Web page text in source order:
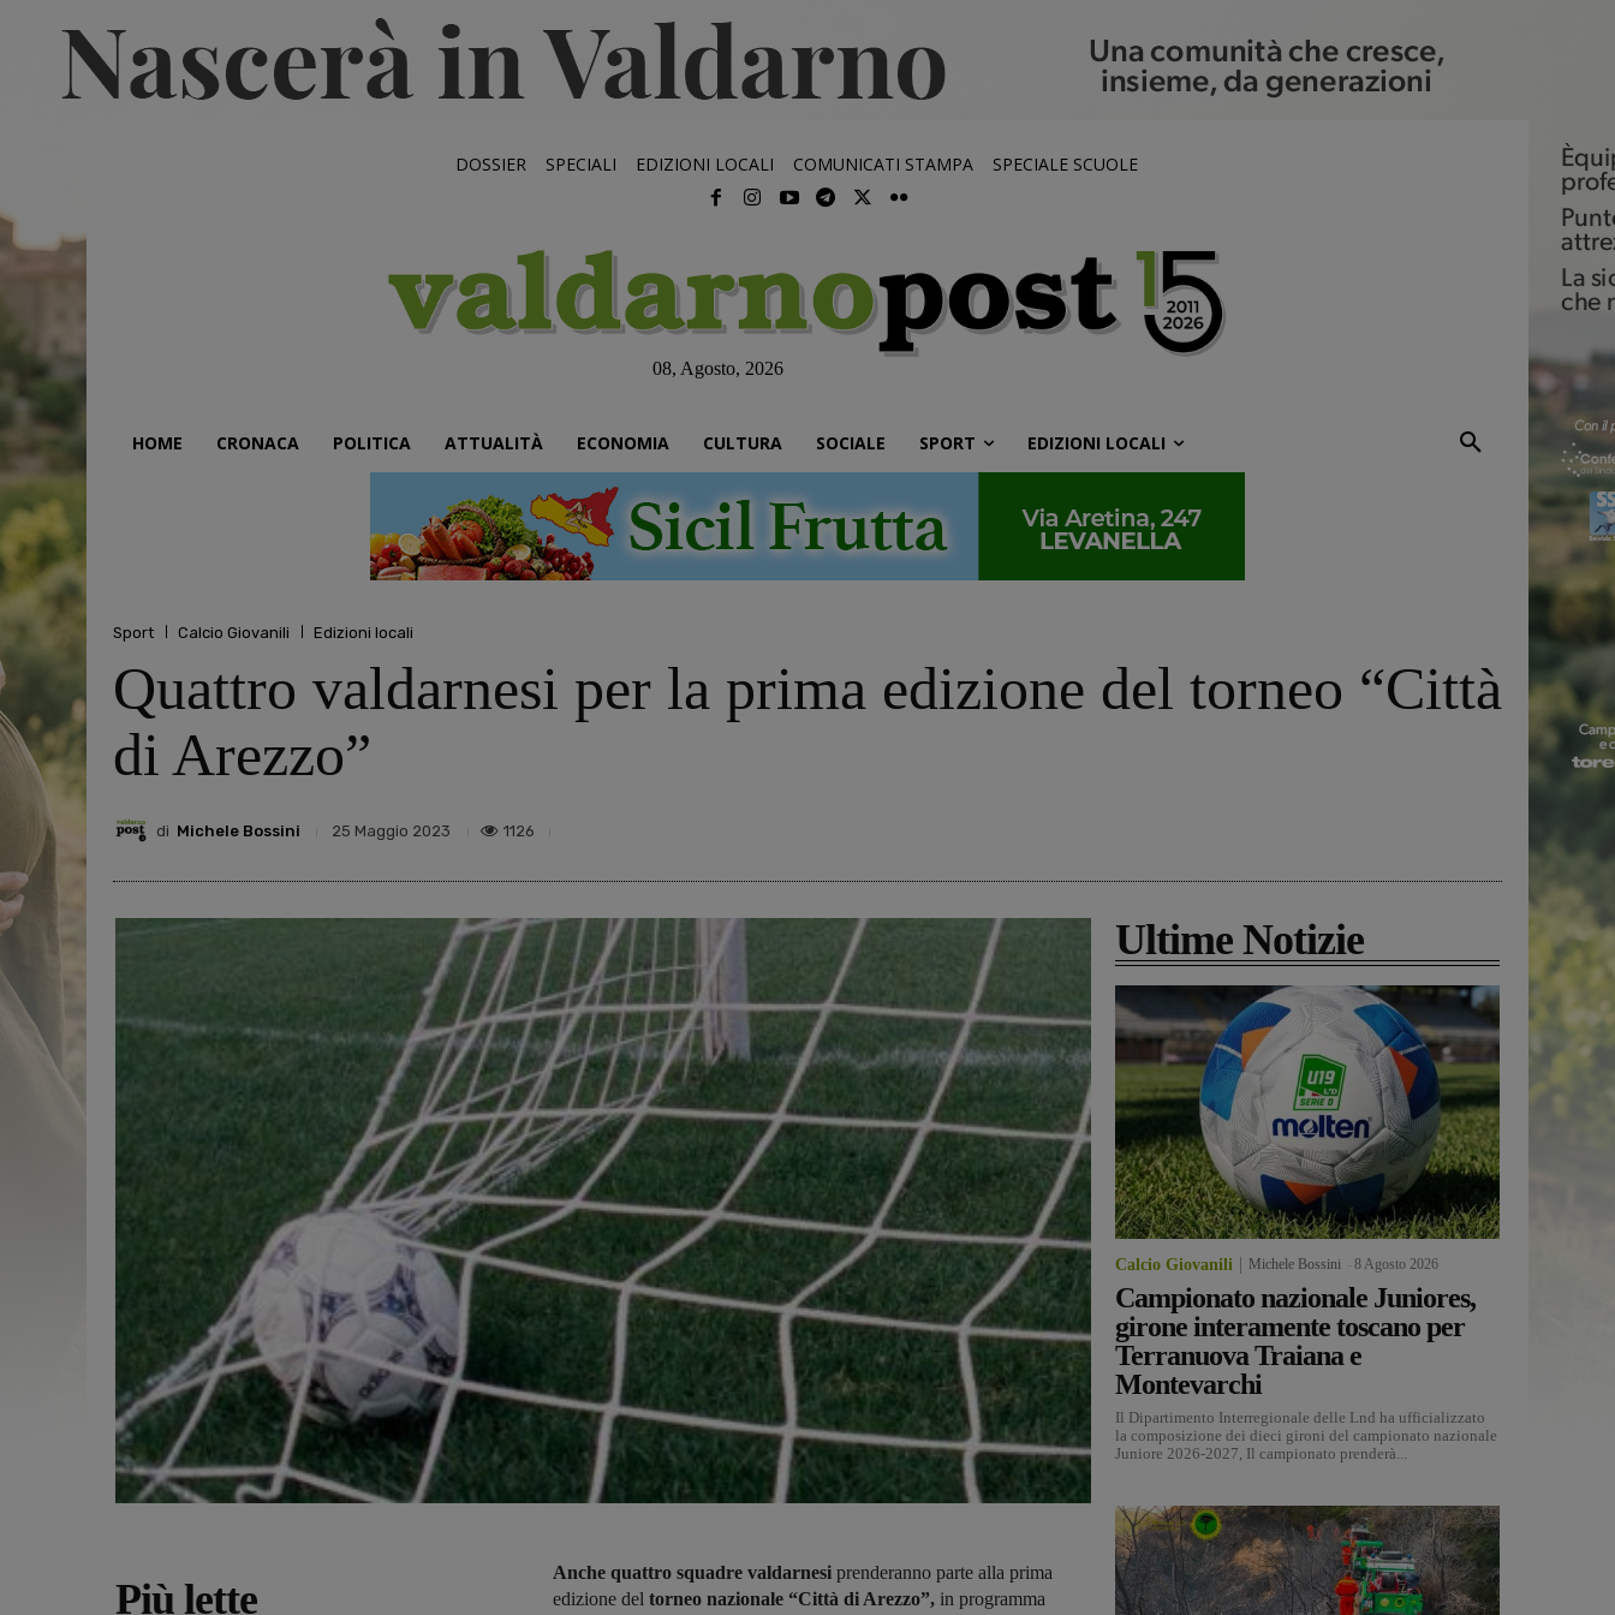
DOSSIER SPECIALI EDIZIONI LOCALI COMUNICATI STAMPA SPECIALE SCUOLE
08, Agosto, 2026
HOME CRONACA POLITICA ATTUALITÀ ECONOMIA CULTURA SOCIALE SPORT EDIZIONI LOCALI
Sport Calcio Giovanili Edizioni locali
Quattro valdarnesi per la prima edizione del torneo “Città
di Arezzo”
di Michele Bossini 25 Maggio 2023 1126
Più lette
Anche quattro squadre valdarnesi prenderanno parte alla prima
edizione del torneo nazionale “Città di Arezzo”, in programma
Ultime Notizie
Calcio Giovanili Michele Bossini 8 Agosto 2026
Campionato nazionale Juniores,
girone interamente toscano per
Terranuova Traiana e
Montevarchi
Il Dipartimento Interregionale delle Lnd ha ufficializzato
la composizione dei dieci gironi del campionato nazionale
Juniore 2026-2027, Il campionato prenderà...